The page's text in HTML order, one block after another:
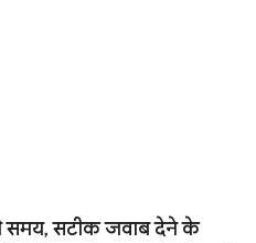
समय, सटीक जवाब देने के